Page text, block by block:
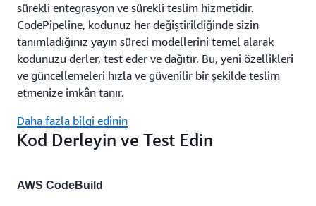
sürekli entegrasyon ve sürekli teslim hizmetidir.
CodePipeline, kodunuz her değiştirildiğinde sizin
tanımladığınız yayın süreci modellerini temel alarak
kodunuzu derler, test eder ve dağıtır. Bu, yeni özellikleri
ve güncellemeleri hızla ve güvenilir bir şekilde teslim
etmenize imkân tanır.
Daha fazla bilgi edinin
Kod Derleyin ve Test Edin
AWS CodeBuild